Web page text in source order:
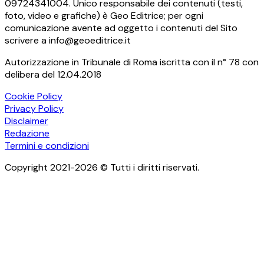
09724341004. Unico responsabile dei contenuti (testi,
foto, video e grafiche) è Geo Editrice; per ogni
comunicazione avente ad oggetto i contenuti del Sito
scrivere a info@geoeditrice.it
Autorizzazione in Tribunale di Roma iscritta con il n° 78 con
delibera del 12.04.2018
Cookie Policy
Privacy Policy
Disclaimer
Redazione
Termini e condizioni
Copyright 2021-2026 © Tutti i diritti riservati.